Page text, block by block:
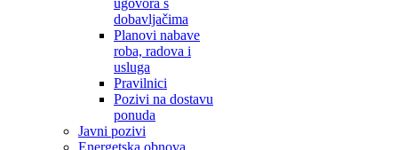
ugovora s
dobavljačima
Planovi nabave
roba, radova i
usluga
Pravilnici
Pozivi na dostavu
ponuda
Javni pozivi
Energetska obnova